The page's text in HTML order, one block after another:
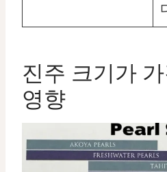
진주 크기가
영향